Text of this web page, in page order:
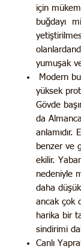
için
buğdayı
yumuşak
Modern
yüksek
Gövde
da
anlamıdır.
benzer ve
ekilir.
nedeniyle
daha
ancak çok
harika bir
sindirimi
Canlı